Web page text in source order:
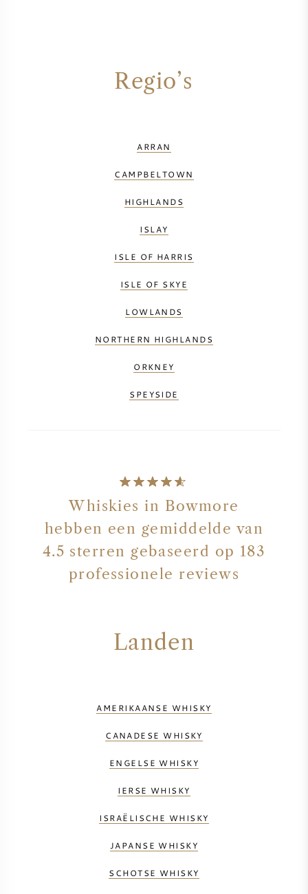
Regio’s
ARRAN
CAMPBELTOWN
HIGHLANDS
ISLAY
ISLE OF HARRIS
ISLE OF SKYE
LOWLANDS
NORTHERN HIGHLANDS
ORKNEY
SPEYSIDE
Whiskies in Bowmore
hebben een gemiddelde van
4.5 sterren gebaseerd op 183
professionele reviews
Landen
AMERIKAANSE WHISKY
CANADESE WHISKY
ENGELSE WHISKY
IERSE WHISKY
ISRAËLISCHE WHISKY
JAPANSE WHISKY
SCHOTSE WHISKY